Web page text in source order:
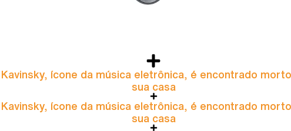
Kavinsky, ícone da música eletrônica, é encontrado
sua casa
Kavinsky, ícone da música eletrônica, é encontrado
sua casa